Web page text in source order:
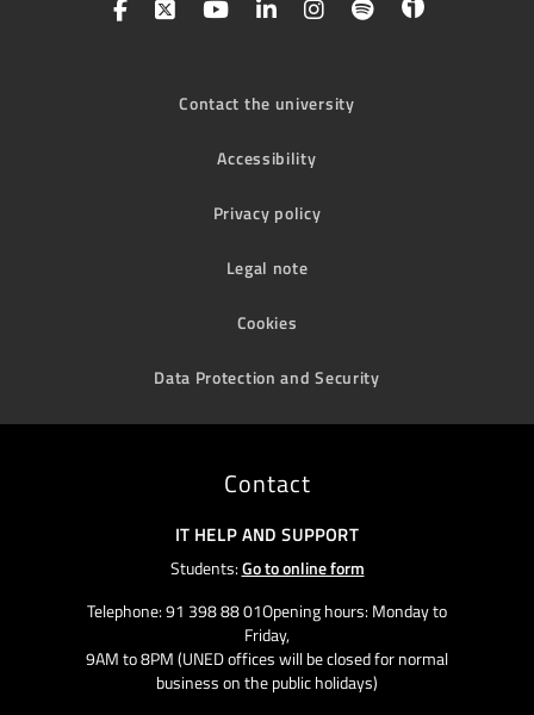
Contact the university
Accessibility
Privacy policy
Legal note
Cookies
Data Protection and Security
Contact
IT HELP AND SUPPORT
Students:Go to online form
Telephone: 91 398 88 01Opening hours: Monday to
Friday,
9AM to 8PM (UNED offices will be closed for normal
business on the public holidays)